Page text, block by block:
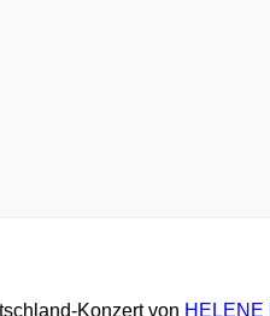
Konzert von HELENE